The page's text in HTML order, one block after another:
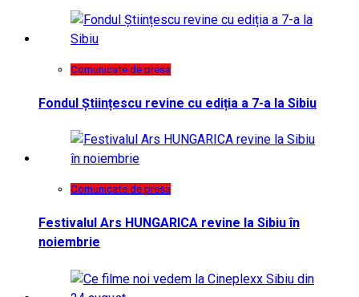
Comunicate de presa
Fondul Științescu revine cu ediția a 7-a la Sibiu
Comunicate de presa
Festivalul Ars HUNGARICA revine la Sibiu în
noiembrie